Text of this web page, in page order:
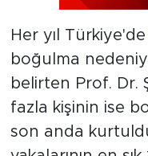
Her yıl
boğulma
belirten Prof. Dr.
fazla kişinin ise
son anda